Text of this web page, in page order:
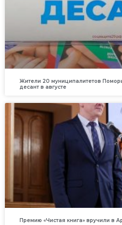
Жители 20 муниципалитетов
десант в августе
Премию «Чистая книга» вручили в